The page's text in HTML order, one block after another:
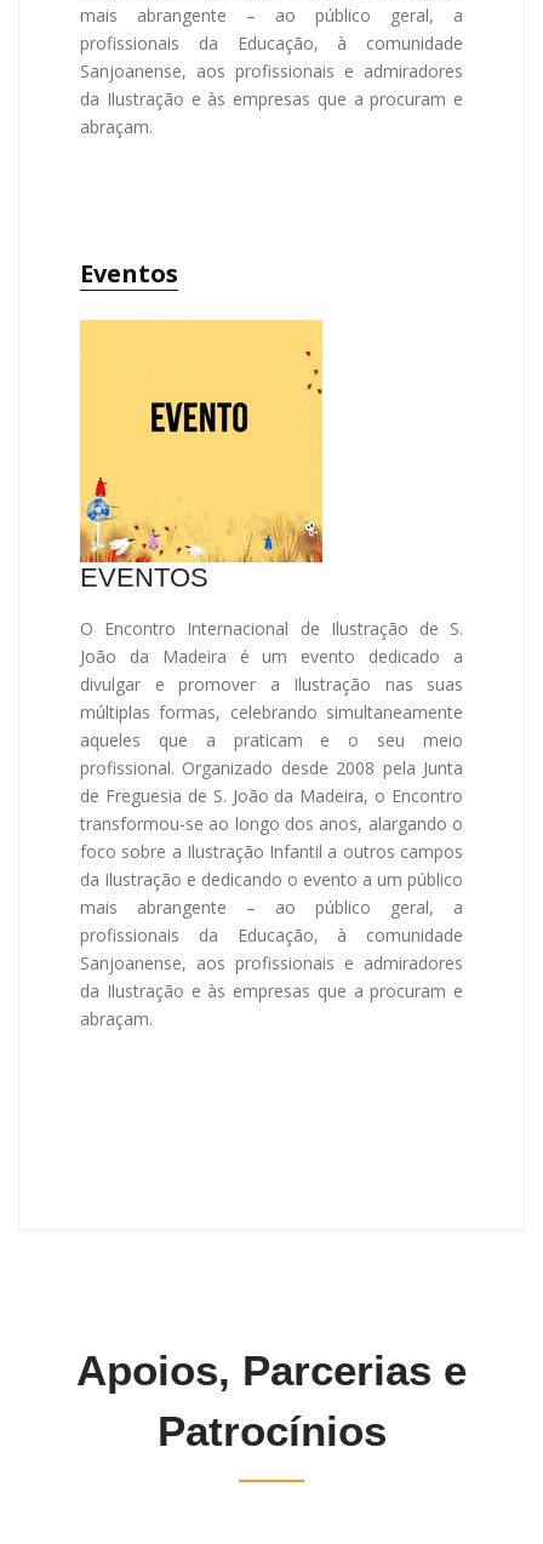
mais abrangente – ao público geral, a
profissionais da Educação, à comunidade
Sanjoanense, aos profissionais e admiradores
da Ilustração e às empresas que a procuram e
abraçam.
Eventos
EVENTOS
O Encontro Internacional de Ilustração de S.
João da Madeira é um evento dedicado a
divulgar e promover a Ilustração nas suas
múltiplas formas, celebrando simultaneamente
aqueles que a praticam e o seu meio
profissional. Organizado desde 2008 pela Junta
de Freguesia de S. João da Madeira, o Encontro
transformou-se ao longo dos anos, alargando o
foco sobre a Ilustração Infantil a outros campos
da Ilustração e dedicando o evento a um público
mais abrangente – ao público geral, a
profissionais da Educação, à comunidade
Sanjoanense, aos profissionais e admiradores
da Ilustração e às empresas que a procuram e
abraçam.
Apoios, Parcerias e
Patrocínios